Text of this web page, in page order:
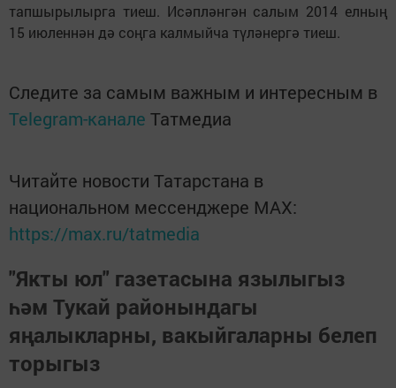
тапшырылырга тиеш. Исәпләнгән салым 2014 елның
15 июленнән дә соңга калмыйча түләнергә тиеш.
Следите за самым важным и интересным в
Telegram-канале Татмедиа
Читайте новости Татарстана в
национальном мессенджере MАХ:
https://max.ru/tatmedia
"Якты юл" газетасына язылыгыз
һәм Тукай районындагы
яңалыкларны, вакыйгаларны белеп
торыгыз